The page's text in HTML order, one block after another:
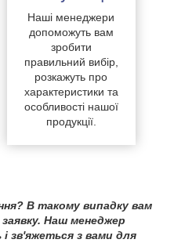
Наші менеджери
допоможуть вам
зробити
правильний вибір,
розкажуть про
характеристики та
особливості нашої
продукції.
В такому випадку вам
Наш менеджер
зв'яжеться з вами для